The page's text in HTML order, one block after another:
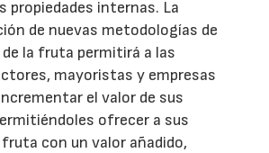
propiedades internas. La
de nuevas metodologías de
la fruta permitirá a las
mayoristas y empresas
el valor de sus
ofrecer a sus
con un valor añadido,